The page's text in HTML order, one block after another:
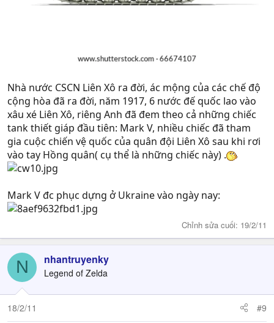
Nhà nước CSCN Liên Xô ra đời, ác mộng của các chế độ
cộng hòa đã ra đời, năm 1917, 6 nước đế quốc lao vào
xâu xé Liên Xô, riêng Anh đã đem theo cả những chiếc
tank thiết giáp đầu tiên: Mark V, nhiều chiếc đã tham
gia cuộc chiến vệ quốc của quân đội Liên Xô sau khi rơi
vào tay Hồng quân( cụ thể là những chiếc này) .
Mark V đc phục dựng ở Ukraine vào ngày nay:
Chỉnh sửa cuối: 19/2/11
N nhantruyenky
Legend of Zelda
18/2/11 #9